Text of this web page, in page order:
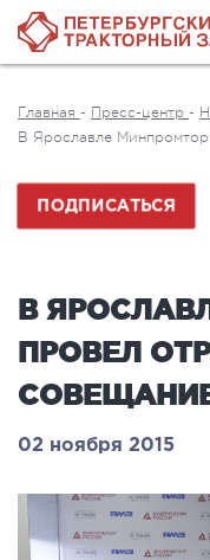
Главная - Пресс-центр -
В Ярославле
ПОДПИСАТЬСЯ
В
ПРОВЕЛ
02 ноября 2015